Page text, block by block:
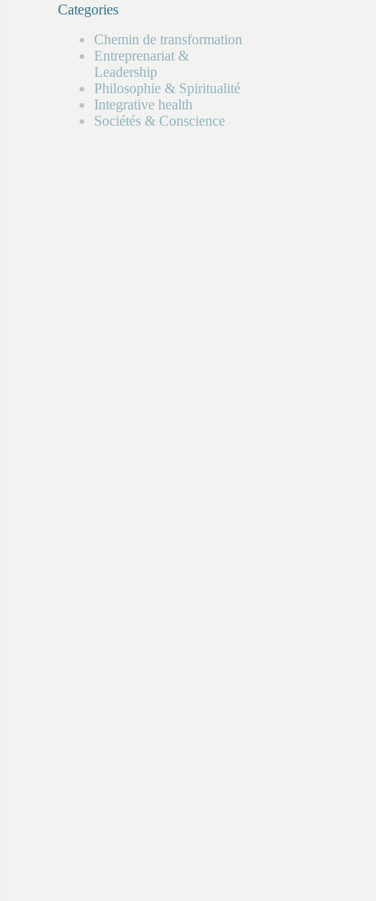
Categories
Chemin de transformation
Entreprenariat &
Leadership
Philosophie & Spiritualité
Integrative health
Sociétés & Conscience